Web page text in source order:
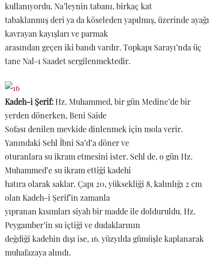
kullanıyordu. Na’leynin tabanı, birkaç kat
tabaklanmış deri ya da köseleden yapılmış, üzerinde ayağı
kavrayan kayışları ve parmak
arasından geçen iki bandı vardır. Topkapı Sarayı’nda üç
tane Nal-ı Saadet sergilenmektedir.
Kadeh-i Şerif:Hz. Muhammed, bir gün Medine’de bir
yerden dönerken, Beni Saide
Sofası denilen mevkide dinlenmek için mola verir.
Yanındaki Sehl İbni Sa’d’a döner ve
oturanlara su ikram etmesini ister. Sehl de, o gün Hz.
Muhammed’e su ikram ettiği kadehi
hatıra olarak saklar. Çapı 20, yüksekliği 8, kalınlığı 2 cm
olan Kadeh-i Şerif’in zamanla
yıpranan kısımları siyah bir madde ile dolduruldu. Hz.
Peygamber’in su içtiği ve dudaklarının
değdiği kadehin dışı ise, 16. yüzyılda gümüşle kaplanarak
muhafazaya alındı.